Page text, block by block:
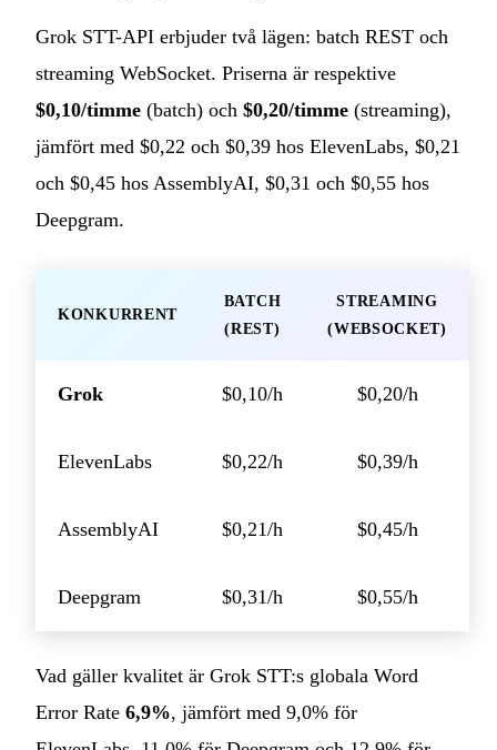
Grok STT-API erbjuder två lägen: batch REST och
streaming WebSocket. Priserna är respektive
$0,10/timme (batch) och $0,20/timme (streaming),
jämfört med $0,22 och $0,39 hos ElevenLabs, $0,21
och $0,45 hos AssemblyAI, $0,31 och $0,55 hos
Deepgram.
KONKURRENT
BATCH
(REST)
STREAMING
(WEBSOCKET)
Grok $0,10/h $0,20/h
ElevenLabs $0,22/h $0,39/h
AssemblyAI $0,21/h $0,45/h
Deepgram $0,31/h $0,55/h
Vad gäller kvalitet är Grok STT:s globala Word
Error Rate 6,9%, jämfört med 9,0% för